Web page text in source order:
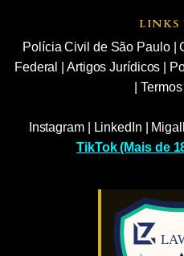
LINKS
Polícia Civil de São Paulo|
Federal
Artigos Jurídicos
|
Instagram| LinkedIn
TikTok (Mais de